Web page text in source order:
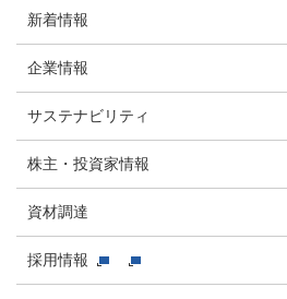
新着情報
企業情報
サステナビリティ
株主・投資家情報
資材調達
採用情報